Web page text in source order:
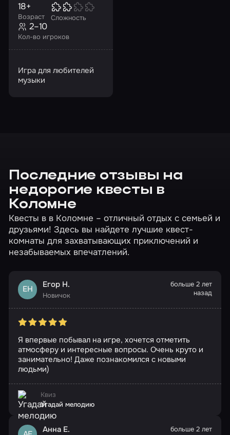
Возраст
18+
Сложность
Кол-во игроков
2–10
Игра для любителей
музыки
Последние отзывы на
недорогие квесты в
Коломне
Квесты в в Коломне – отличный отдых с семьей и
друзьями! Здесь вы найдете лучшие квест-
комнаты для захватывающих приключений и
незабываемых впечатлений.
ЕН Егор Н.
Новичок
больше 2 лет
назад
Я впервые побывал на игре, хочется отметить
атмосферу и интересные вопросы. Очень круто и
занимательно! Даже познакомился с новыми
людьми)
Квиз
Угадай мелодию
Анна Е.
больше 2 лет